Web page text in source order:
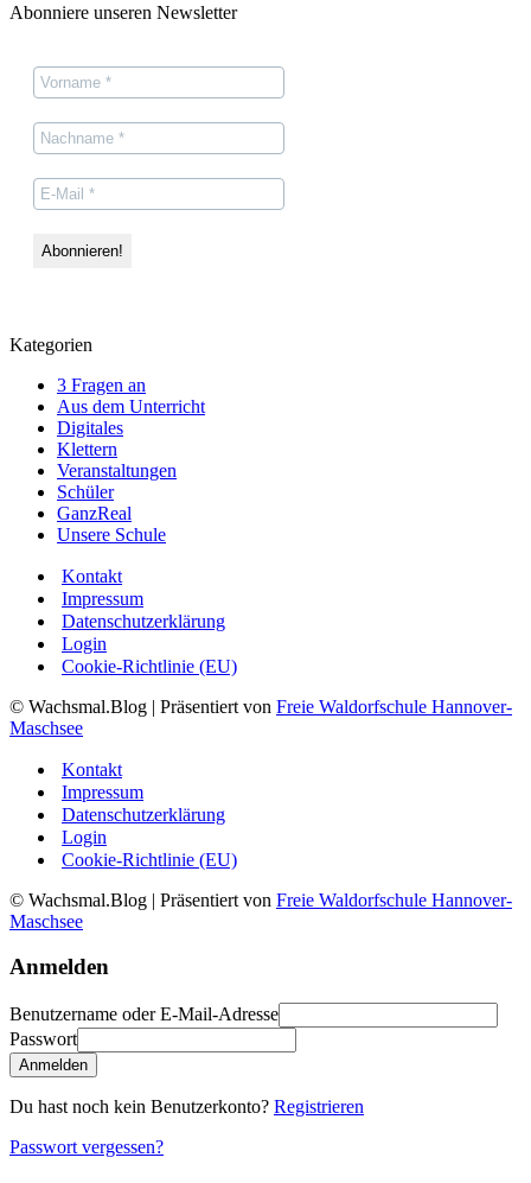
Abonniere unseren Newsletter
Kategorien
3 Fragen an
Aus dem Unterricht
Digitales
Klettern
Veranstaltungen
Schüler
GanzReal
Unsere Schule
Kontakt
Impressum
Datenschutzerklärung
Login
Cookie-Richtlinie (EU)
© Wachsmal.Blog | Präsentiert von Freie Waldorfschule Hannover-
Maschsee
Kontakt
Impressum
Datenschutzerklärung
Login
Cookie-Richtlinie (EU)
© Wachsmal.Blog | Präsentiert von Freie Waldorfschule Hannover-
Maschsee
Anmelden
Benutzername oder E-Mail-Adresse
Passwort
Anmelden
Du hast noch kein Benutzerkonto? Registrieren
Passwort vergessen?